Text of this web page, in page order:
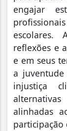
engajar
escolares.
reflexões e
e em seus
a
injustiça
alternativas
alinhadas
participação